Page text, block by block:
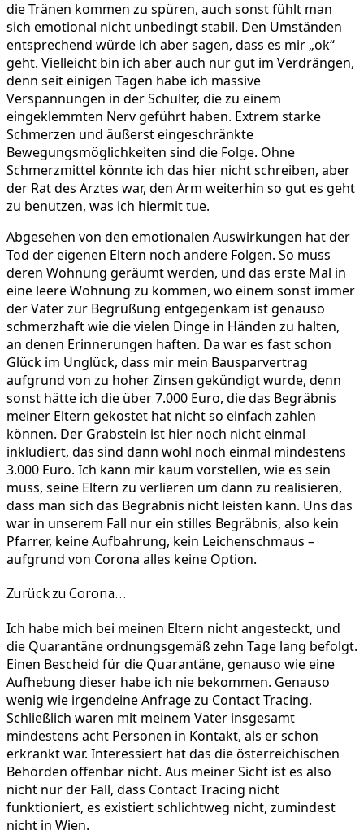
die Tränen kommen zu spüren, auch sonst fühlt man
sich emotional nicht unbedingt stabil. Den Umständen
entsprechend würde ich aber sagen, dass es mir „ok“
geht. Vielleicht bin ich aber auch nur gut im Verdrängen,
denn seit einigen Tagen habe ich massive
Verspannungen in der Schulter, die zu einem
eingeklemmten Nerv geführt haben. Extrem starke
Schmerzen und äußerst eingeschränkte
Bewegungsmöglichkeiten sind die Folge. Ohne
Schmerzmittel könnte ich das hier nicht schreiben, aber
der Rat des Arztes war, den Arm weiterhin so gut es geht
zu benutzen, was ich hiermit tue.
Abgesehen von den emotionalen Auswirkungen hat der
Tod der eigenen Eltern noch andere Folgen. So muss
deren Wohnung geräumt werden, und das erste Mal in
eine leere Wohnung zu kommen, wo einem sonst immer
der Vater zur Begrüßung entgegenkam ist genauso
schmerzhaft wie die vielen Dinge in Händen zu halten,
an denen Erinnerungen haften. Da war es fast schon
Glück im Unglück, dass mir mein Bausparvertrag
aufgrund von zu hoher Zinsen gekündigt wurde, denn
sonst hätte ich die über 7.000 Euro, die das Begräbnis
meiner Eltern gekostet hat nicht so einfach zahlen
können. Der Grabstein ist hier noch nicht einmal
inkludiert, das sind dann wohl noch einmal mindestens
3.000 Euro. Ich kann mir kaum vorstellen, wie es sein
muss, seine Eltern zu verlieren um dann zu realisieren,
dass man sich das Begräbnis nicht leisten kann. Uns das
war in unserem Fall nur ein stilles Begräbnis, also kein
Pfarrer, keine Aufbahrung, kein Leichenschmaus –
aufgrund von Corona alles keine Option.
Zurück zu Corona…
Ich habe mich bei meinen Eltern nicht angesteckt, und
die Quarantäne ordnungsgemäß zehn Tage lang befolgt.
Einen Bescheid für die Quarantäne, genauso wie eine
Aufhebung dieser habe ich nie bekommen. Genauso
wenig wie irgendeine Anfrage zu Contact Tracing.
Schließlich waren mit meinem Vater insgesamt
mindestens acht Personen in Kontakt, als er schon
erkrankt war. Interessiert hat das die österreichischen
Behörden offenbar nicht. Aus meiner Sicht ist es also
nicht nur der Fall, dass Contact Tracing nicht
funktioniert, es existiert schlichtweg nicht, zumindest
nicht in Wien.